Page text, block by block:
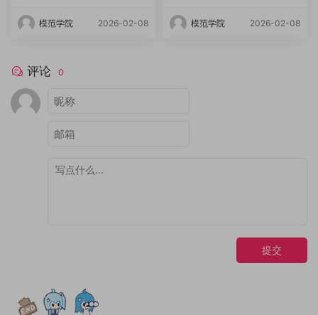
模范学院 2026-02-08 模范学院 2026-02-08
评论 0
提交